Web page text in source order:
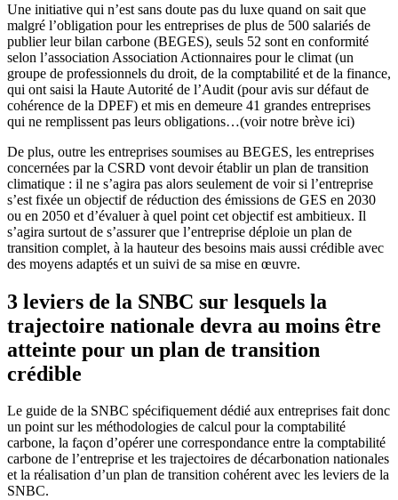
Une initiative qui n’est sans doute pas du luxe quand on sait que
malgré l’obligation pour les entreprises de plus de 500 salariés de
publier leur bilan carbone (BEGES), seuls 52 sont en conformité
selon l’association Association Actionnaires pour le climat (un
groupe de professionnels du droit, de la comptabilité et de la finance,
qui ont saisi la Haute Autorité de l’Audit (pour avis sur défaut de
cohérence de la DPEF) et mis en demeure 41 grandes entreprises
qui ne remplissent pas leurs obligations…(voir notre brève ici)
De plus, outre les entreprises soumises au BEGES, les entreprises
concernées par la CSRD vont devoir établir un plan de transition
climatique : il ne s’agira pas alors seulement de voir si l’entreprise
s’est fixée un objectif de réduction des émissions de GES en 2030
ou en 2050 et d’évaluer à quel point cet objectif est ambitieux. Il
s’agira surtout de s’assurer que l’entreprise déploie un plan de
transition complet, à la hauteur des besoins mais aussi crédible avec
des moyens adaptés et un suivi de sa mise en œuvre.
3 leviers de la SNBC sur lesquels la
trajectoire nationale devra au moins être
atteinte pour un plan de transition
crédible
Le guide de la SNBC spécifiquement dédié aux entreprises fait donc
un point sur les méthodologies de calcul pour la comptabilité
carbone, la façon d’opérer une correspondance entre la comptabilité
carbone de l’entreprise et les trajectoires de décarbonation nationales
et la réalisation d’un plan de transition cohérent avec les leviers de la
SNBC.